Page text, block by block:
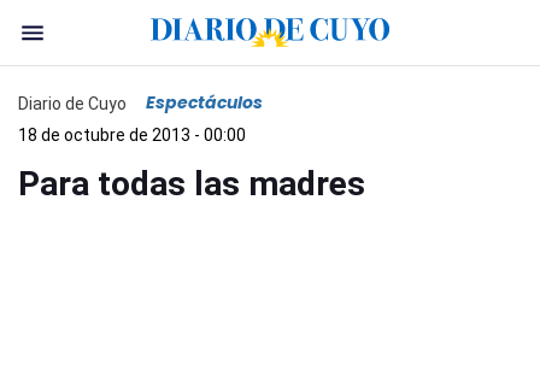
Diario de Cuyo Espectáculos
18 de octubre de 2013 - 00:00
Para todas las madres